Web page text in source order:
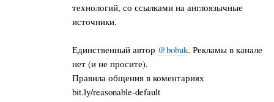
технологий, со ссылками на англоязычные
источники.
Единственный автор @bobuk. Рекламы в канале
нет (и не просите).
Правила общения в коментариях
bit.ly/reasonable-default